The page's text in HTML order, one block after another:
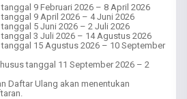
9 Februari 2026 – 8 April 2026
9 April 2026 – 4 Juni 2026
5 Juni 2026 – 2 Juli 2026
3 Juli 2026 – 14 Agustus 2026
15 Agustus 2026 – 10 September
tanggal 11 September 2026 – 2
Daftar Ulang akan menentukan